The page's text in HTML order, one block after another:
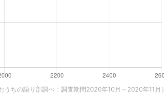
おうちの語り部調べ：調査期間2020年10月～2020年11月）